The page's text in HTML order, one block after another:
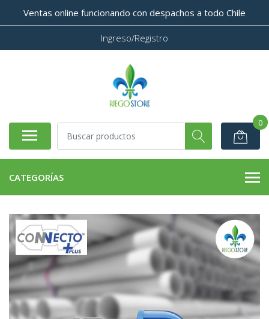
Ventas online funcionando con despachos a todo Chile
Ingreso/Registro
0
CATEGORÍAS